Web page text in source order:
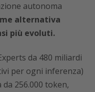
autonoma
alternativa
più evoluti.
da 480 miliardi
per ogni inferenza)
256.000 token,